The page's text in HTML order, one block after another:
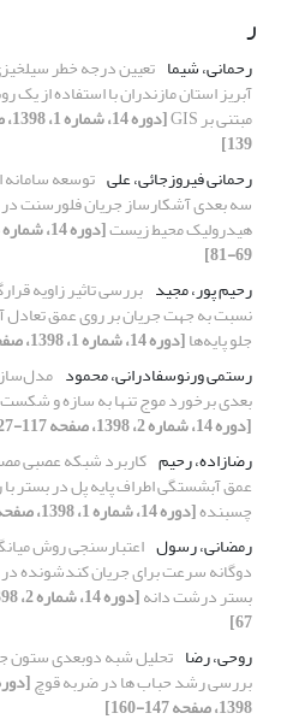
ر
رحمانی، شیما تعیین درجه خطر
آبریز استان مازندران با استفاده از یک
مبتنی بر GIS
139]
رحمانی فیروزجائی، علی توسعه
سه بعدی آشکارساز جریان فلورسنت
هیدرولیک محیط زیست
69-81]
رحیم پور، مجید بررسی تاثیر زاویه
نسبت به جهت جریان بر روی عمق
جلو پایه‌ها[دوره 14، شماره 1، 1398، صفحه 107-121]
رستمی ورنوسفادرانی، محمود
بعدی برخورد موج تنها به سازه و
[دوره 14، شماره 2، 1398، صفحه 117-127]
رضازاده، رحیم کاربرد شبکه عصبی
عمق آبشستگی اطراف پایه پل در بستر
چسبنده[دوره 14، شماره 1، 1398، صفحه 141-149]
رمضانی، رسول اعتبارسنجی روش
دوگانه سرعت برای جریان کندشونده
بستر درشت دانه
67]
روحی، رضا تحلیل شبه دوبعدی ستون
بررسی رشد حباب ها در ضربه قوچ
1398، صفحه 147-160]